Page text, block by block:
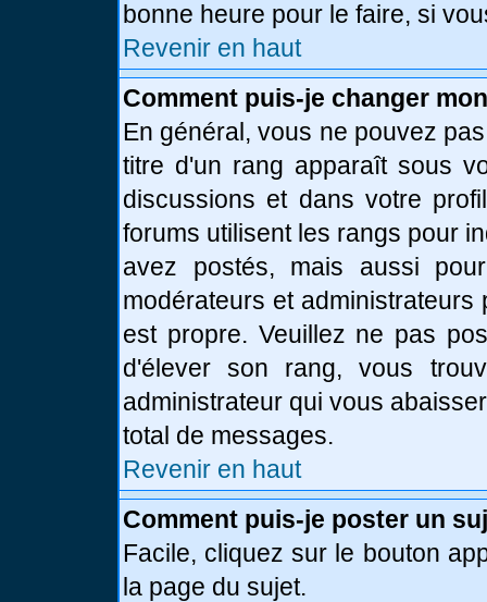
bonne heure pour le faire, si
Revenir en haut
Comment puis-je changer
En général, vous ne pouvez
titre d'un rang apparaît sous
discussions et dans votre
forums utilisent les rangs pour
avez postés, mais aussi
modérateurs et
est propre. Veuillez ne pas
d'élever son rang, vous
administrateur qui vous
total de messages.
Revenir en haut
Comment puis-je poster un
Facile, cliquez sur le bouton
la page du sujet.